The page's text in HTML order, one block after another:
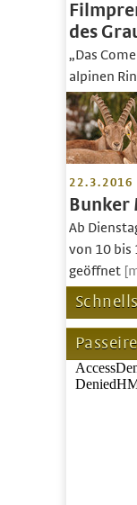
des
„Das
alpinen
22.3.2016
Ab
von 10 bis
geöffnet